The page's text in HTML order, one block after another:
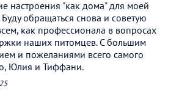
настроения "как дома" для моей
обращаться снова и советую
как профессионала в вопросах
наших питомцев. С большим
и пожеланиями всего самого
Юлия и Тиффани.